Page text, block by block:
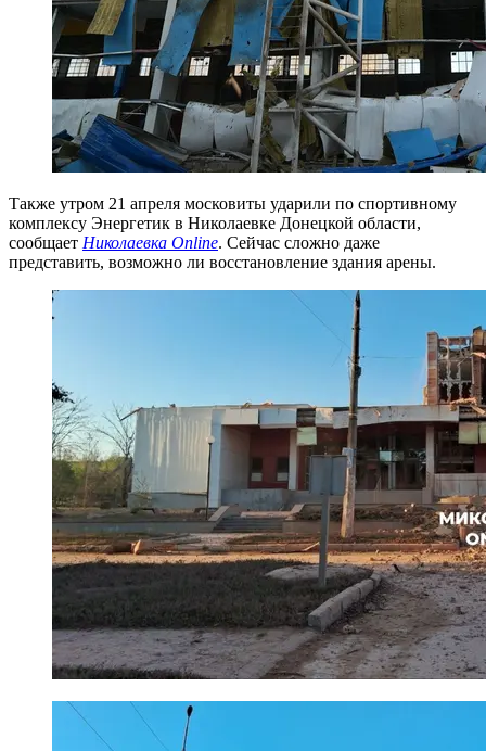
Также утром 21 апреля московиты ударили по спортивному
комплексу Энергетик в Николаевке Донецкой области,
сообщает Николаевка Online. Сейчас сложно даже
представить, возможно ли восстановление здания арены.